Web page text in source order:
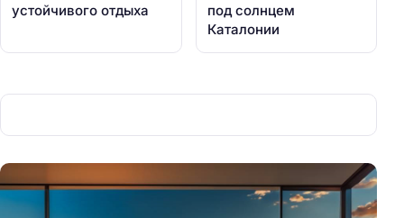
устойчивого отдыха
под солнцем
Каталонии